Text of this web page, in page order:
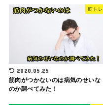
筋トレ
2020.05.25
筋肉がつかないのは病気のせいな
のか調べてみた！